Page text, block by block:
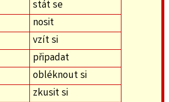
stát se
nosit
vzít si
připadat
obléknout si
zkusit si